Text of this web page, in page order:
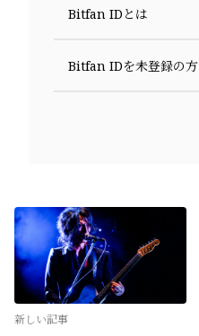
Bitfan IDとは
Bitfan IDを未登録の方
新しい記事